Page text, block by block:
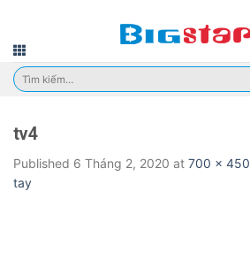
content
Tìm
kiếm:
tv4
Published 6 Tháng 2, 2020 at 700 × 450
tay